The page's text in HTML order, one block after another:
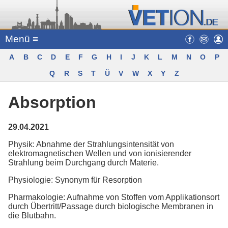
Menü ≡
A B C D E F G H I J K L M N O
P
Q
R S T Ü V W X Y Z
Absorption
29.04.2021
Physik: Abnahme der Strahlungsintensität von
elektromagnetischen Wellen und von ionisierender
Strahlung beim Durchgang durch Materie.
Physiologie: Synonym für Resorption
Pharmakologie: Aufnahme von Stoffen vom Applikationsort
durch Übertritt/Passage durch biologische Membranen in
die Blutbahn.